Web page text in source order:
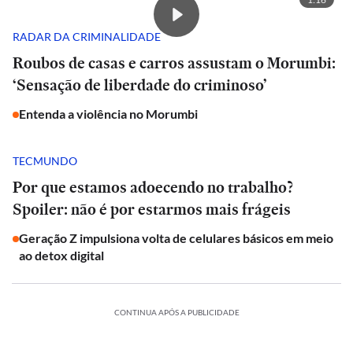
RADAR DA CRIMINALIDADE
Roubos de casas e carros assustam o Morumbi:
‘Sensação de liberdade do criminoso’
Entenda a violência no Morumbi
TECMUNDO
Por que estamos adoecendo no trabalho?
Spoiler: não é por estarmos mais frágeis
Geração Z impulsiona volta de celulares básicos em meio
ao detox digital
CONTINUA APÓS A PUBLICIDADE